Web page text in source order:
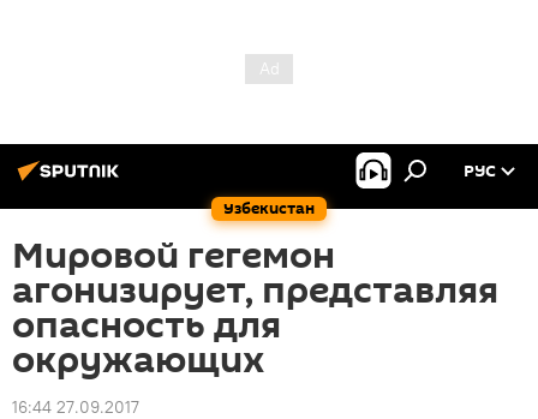
Узбекистан
РУС
Мировой гегемон
агонизирует, представляя
опасность для
окружающих
16:44 27.09.2017